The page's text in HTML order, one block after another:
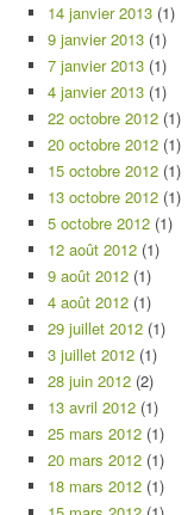
14 janvier 2013 (1)
9 janvier 2013 (1)
7 janvier 2013 (1)
4 janvier 2013 (1)
22 octobre 2012 (1)
20 octobre 2012 (1)
15 octobre 2012 (1)
13 octobre 2012 (1)
5 octobre 2012 (1)
12 août 2012 (1)
9 août 2012 (1)
4 août 2012 (1)
29 juillet 2012 (1)
3 juillet 2012 (1)
28 juin 2012 (2)
13 avril 2012 (1)
25 mars 2012 (1)
20 mars 2012 (1)
18 mars 2012 (1)